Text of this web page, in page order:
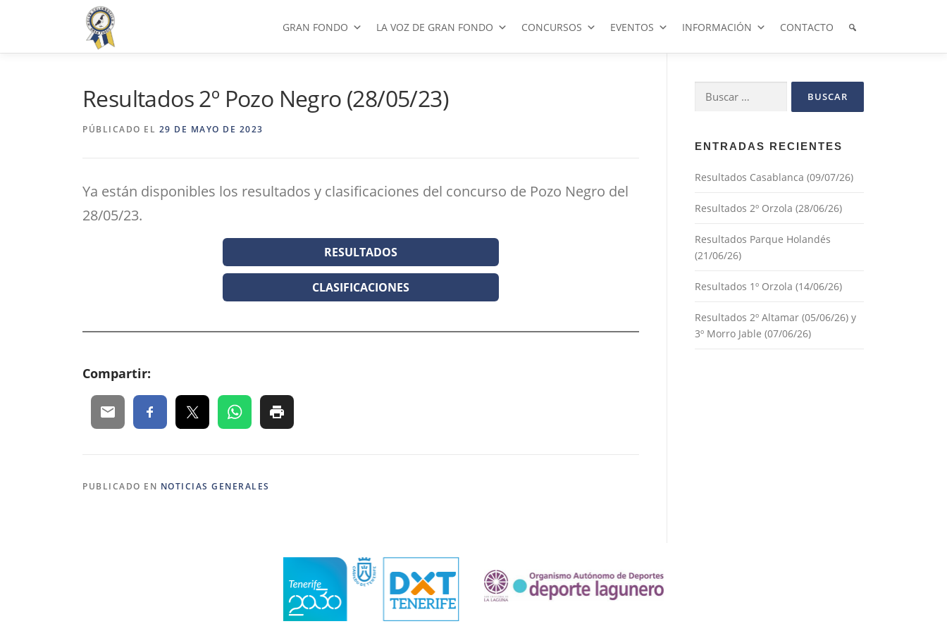
GRAN FONDO LA VOZ DE GRAN FONDO CONCURSOS EVENTOS INFORMACIÓN CONTACTO
Resultados 2º Pozo Negro (28/05/23)
PÚBLICADO EL 29 DE MAYO DE 2023
Ya están disponibles los resultados y clasificaciones del concurso de Pozo Negro del
28/05/23.
RESULTADOS
CLASIFICACIONES
Compartir:
PUBLICADO EN NOTICIAS GENERALES
ENTRADAS RECIENTES
Resultados Casablanca (09/07/26)
Resultados 2º Orzola (28/06/26)
Resultados Parque Holandés
(21/06/26)
Resultados 1º Orzola (14/06/26)
Resultados 2º Altamar (05/06/26) y
3º Morro Jable (07/06/26)